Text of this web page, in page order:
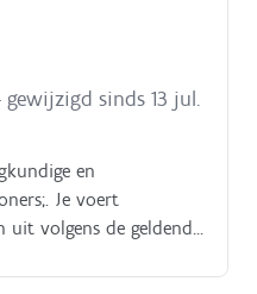
in de
taken op
gewijzigd sinds 13 jul.
en
Je voert
uit volgens de geldende